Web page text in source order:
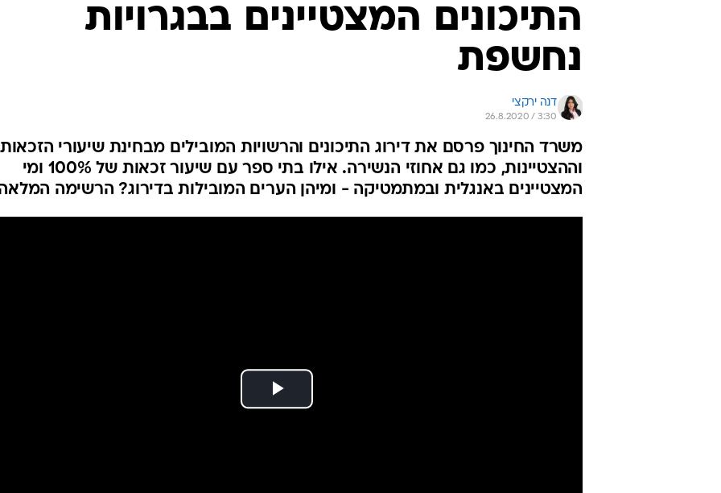
התיכונים המצטיינים בבגרויות
נחשפת
דנה ירקצי
26.8.2020 / 3:30
משרד החינוך פרסם את דירוג התיכונים והרשויות המובילים מבחינת שיעורי הזכאות
וההצטיינות, כמו גם אחוזי הנשירה. אילו בתי ספר עם שיעור זכאות של 100% ומי
המצטיינים באנגלית ובמתמטיקה - ומיהן הערים המובילות בדירוג? הרשימה